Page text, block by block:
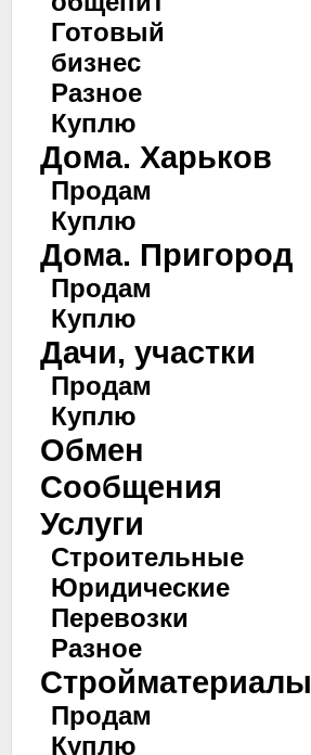
Готовый
бизнес
Разное
Куплю
Дома. Харьков
Продам
Куплю
Дома. Пригород
Продам
Куплю
Дачи, участки
Продам
Куплю
Обмен
Сообщения
Услуги
Строительные
Юридические
Перевозки
Разное
Стройматериалы
Продам
Куплю